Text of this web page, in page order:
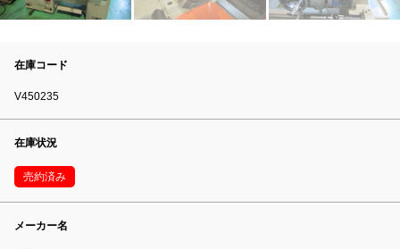
在庫コード
V450235
在庫状況
売約済み
メーカー名